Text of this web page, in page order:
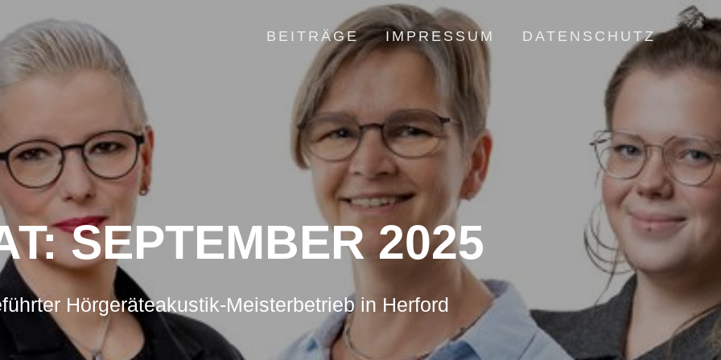
BEITRÄGE IMPRESSUM DATENSCHUTZ
SEPTEMBER 2025
Hörgeräteakustik-Meisterbetrieb in Herford